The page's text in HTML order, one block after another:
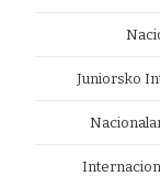
Juniorsko